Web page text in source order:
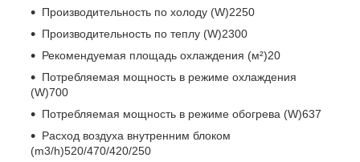
Производительность по холоду (W)2250
Производительность по теплу (W)2300
Рекомендуемая площадь охлаждения (м²)20
Потребляемая мощность в режиме охлаждения
(W)700
Потребляемая мощность в режиме обогрева (W)637
Расход воздуха внутренним блоком
(m3/h)520/470/420/250